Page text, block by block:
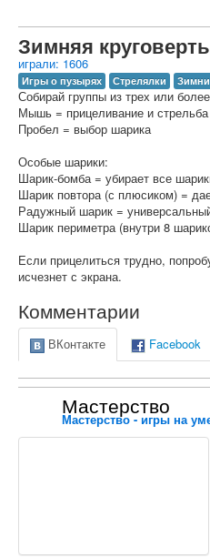
Зимняя круговерть
играли: 1606
Игры о пузырях Стрелялки
Собирай группы из трех или
Мышь = прицеливание и стрельба
Пробел = выбор шарика
Особые шарики:
Шарик-бомба = убирает все
Шарик повтора (с плюсиком) =
Радужный шарик =
Шарик периметра (внутри 8
Если прицелиться трудно,
исчезнет с экрана.
Комментарии
ВКонтакте Facebook
Мастерство
Мастерство - игры на